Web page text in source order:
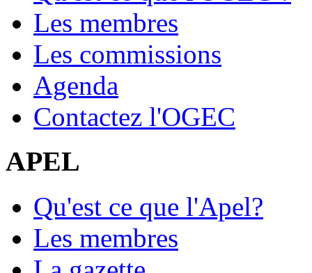
Les membres
Les commissions
Agenda
Contactez l'OGEC
APEL
Qu'est ce que l'Apel?
Les membres